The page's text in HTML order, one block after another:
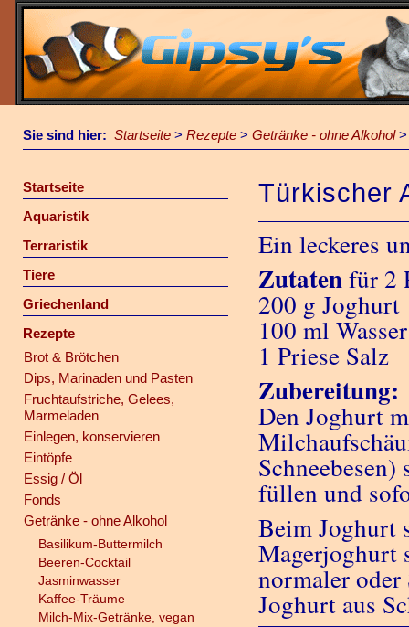
Sie sind hier: Startseite > Rezepte > Getränke - ohne Alkohol
Startseite
Aquaristik
Terraristik
Tiere
Griechenland
Rezepte
Brot & Brötchen
Dips, Marinaden und Pasten
Fruchtaufstriche, Gelees,
Marmeladen
Einlegen, konservieren
Eintöpfe
Essig / Öl
Fonds
Getränke - ohne Alkohol
Basilikum-Buttermilch
Beeren-Cocktail
Jasminwasser
Kaffee-Träume
Milch-Mix-Getränke, vegan
Türkischer
Ein leckeres
Zutatenfür 2
200 g Joghurt
100 ml Wasser
1 Priese Salz
Zubereitung:
Den Joghurt
füllen und
Beim Joghurt
Magerjoghurt
normaler
Joghurt aus